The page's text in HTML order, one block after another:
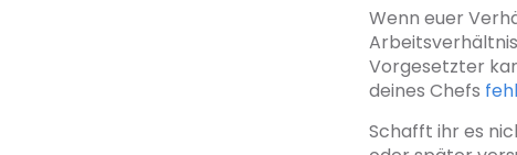
Wenn euer
Vorgesetzter
deines Chefs
Schafft ihr es